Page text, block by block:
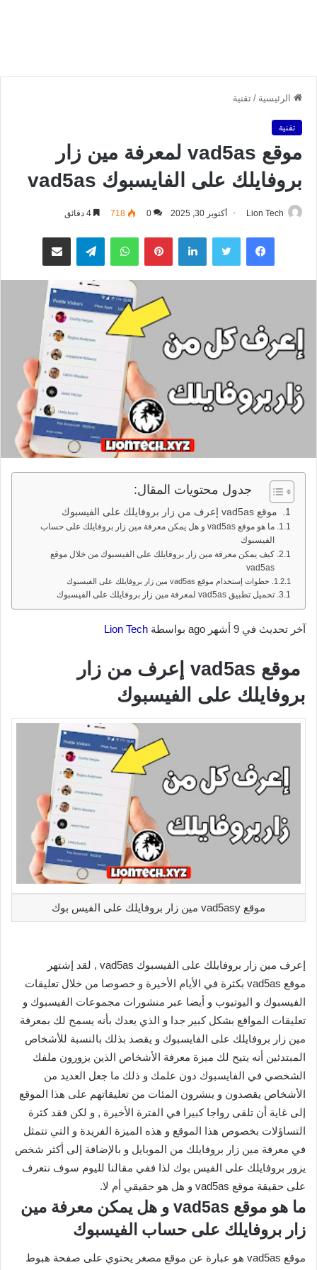
الرئيسية / تقنية
تقنية
موقع vad5as لمعرفة مين زار
بروفايلك على الفايسبوك vad5as
Lion Tech أكتوبر 30, 2025 0
718
فيسبوك تويتر لينكدإن بينتيريستواتساب تيلقرام مشاركة عبر البريد
جدول محتويات المقال:
موقع vad5as إعرف من زار بروفايلك على الفيسبوك
ما هو موقع vad5as و هل يمكن معرفة مين زار بروفايلك على حساب
الفيسبوك
كيف يمكن معرفة مين زار بروفايلك على الفيسبوك من خلال موقع
vad5as
خطوات إستخدام موقع vad5as مين زار بروفايلك على الفيسبوك
تحميل تطبيق vad5as لمعرفة مين زار بروفايلك على الفيسبوك
آخر تحديث في 9 أشهر ago بواسطة Lion Tech
موقع vad5as إعرف من زار
بروفايلك على الفيسبوك
موقع vad5asy مين زار بروفايلك على الفيس بوك
إعرف مين زار بروفايلك على الفيسبوك vad5as , لقد إشتهر
موقع vad5as بكثرة في الأيام الأخيرة و خصوصا من خلال تعليقات
الفيسبوك و اليوتيوب و أيضا عبر منشورات مجموعات الفيسبوك و
تعليقات المواقع بشكل كبير جدا و الذي يعدك بأنه يسمح لك بمعرفة
مين زار بروفايلك على الفايسبوك و يقصد بذلك بالنسبة للأشخاص
المبتدئين أنه يتيح لك ميزة معرفة الأشخاص الذين يزورون ملفك
الشخصي في الفايسبوك دون علمك و ذلك ما جعل العديد من
الأشخاص يقصدون و ينشرون المئات من تعليقاتهم على هذا الموقع
إلى غاية أن تلقى رواجا كبيرا في الفترة الأخيرة , و لكن فقد كثرة
التساؤلات بخصوص هذا الموقع و هذه الميزة الفريدة و التي تتمثل
في معرفة مين زار بروفايلك من الموبايل و بالإضافة إلى أكثر شخص
يزور بروفايلك على الفيس بوك لذا ففي مقالنا لليوم سوف نتعرف
على حقيقة موقع vad5as و هل هو حقيقي أم لا.
ما هو موقع vad5as و هل يمكن معرفة مين
زار بروفايلك على حساب الفيسبوك
موقع vad5as هو عبارة عن موقع مصغر يحتوي على صفحة هبوط